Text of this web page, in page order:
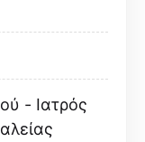
- Ιατρός